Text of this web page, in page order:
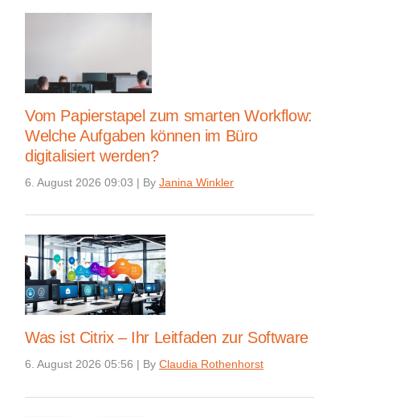
Vom Papierstapel zum smarten Workflow:
Welche Aufgaben können im Büro
digitalisiert werden?
6. August 2026 09:03 | By Janina Winkler
Was ist Citrix – Ihr Leitfaden zur Software
6. August 2026 05:56 | By Claudia Rothenhorst